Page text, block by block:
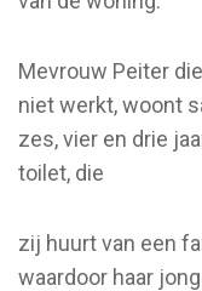
Mevrouw Peiter
niet werkt, woont
zes, vier en drie
toilet, die
zij huurt van een
waardoor haar